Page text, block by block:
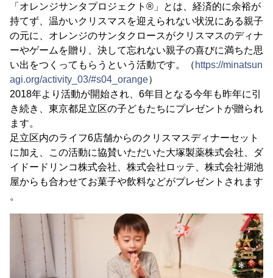
「オレンジサンタプロジェクト®」とは、経済的に余裕が
持てず、温かいクリスマスを迎えられない状況にある親子
の元に、オレンジのサンタクロースがクリスマスのディナ
ーやゲームを贈り、決して忘れない親子の喜びに満ちた思
い出をつくってもらうという活動です。（ https://minatsun
agi.org/activity_03/#s04_orange）
2018年より活動が開始され、6年目となる今年も昨年に引
き続き、東京都足立区の子どもたちにプレゼントが贈られ
ます。
足立区内のライフ6店舗からのクリスマスディナーセット
に加え、この活動に協賛いただいた大塚製薬株式会社、ダ
イドードリンコ株式会社、株式会社ロッテ、株式会社湖池
屋からも合わせてお菓子や飲料などがプレゼントされます
。